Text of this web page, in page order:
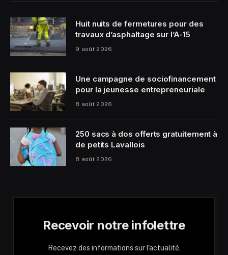
Huit nuits de fermetures pour des
travaux d’asphaltage sur l’A-15
9 août 2026
Une campagne de sociofinancement
pour la jeunesse entrepreneuriale
8 août 2026
250 sacs à dos offerts gratuitement à
de petits Lavallois
8 août 2026
Recevoir notre infolettre
Recevez des informations sur l'actualité,